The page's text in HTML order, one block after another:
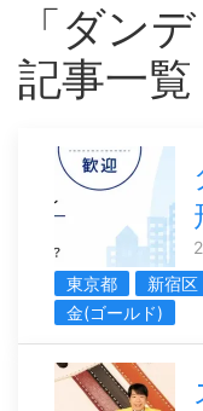
「ダン
記事一覧
東京都
新宿区
金(ゴールド)